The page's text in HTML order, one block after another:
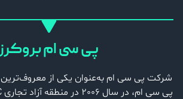
پی سی ام بروکرز
شرکت پی سی ام به‌عنوان یکی از